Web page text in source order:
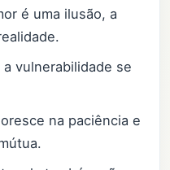
é uma ilusão, a
vulnerabilidade se
na paciência e